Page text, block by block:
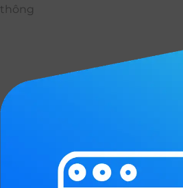
thông